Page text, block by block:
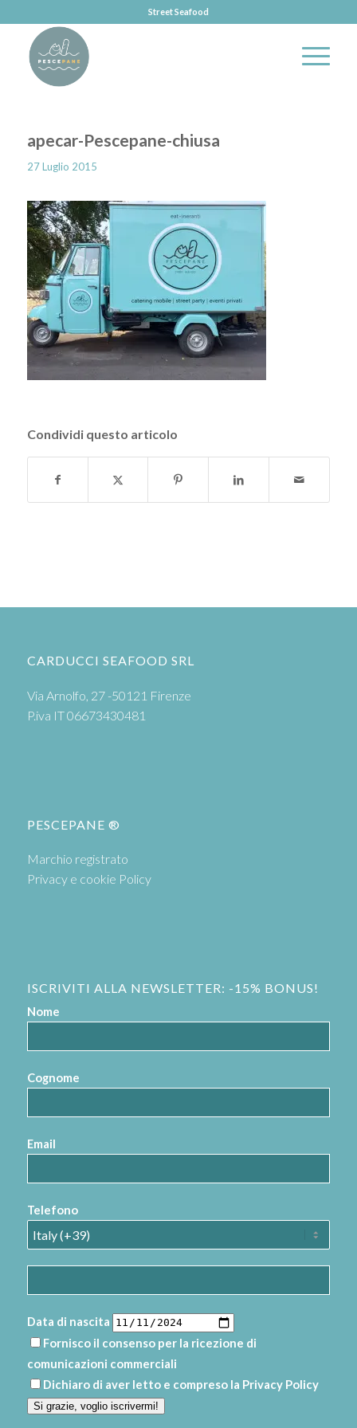
Street Seafood
apecar-Pescepane-chiusa
27 Luglio 2015
Condividi questo articolo
CARDUCCI SEAFOOD SRL
Via Arnolfo, 27 -50121 Firenze
P.iva IT 06673430481
PESCEPANE ®
Marchio registrato
Privacy e cookie Policy
ISCRIVITI ALLA NEWSLETTER: -15% BONUS!
Nome
Cognome
Email
Telefono
Data di nascita
Fornisco il consenso per la ricezione di
comunicazioni commerciali
Dichiaro di aver letto e compreso la Privacy Policy
Si grazie, voglio iscrivermi!